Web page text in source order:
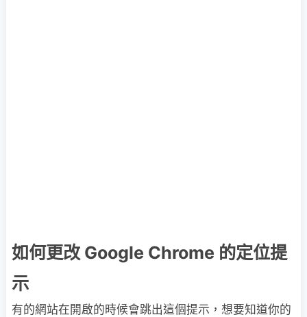
如何更改 Google Chrome 的定位提
示
有的網站在開啟的時候會跳出這個提示，想要知道你的